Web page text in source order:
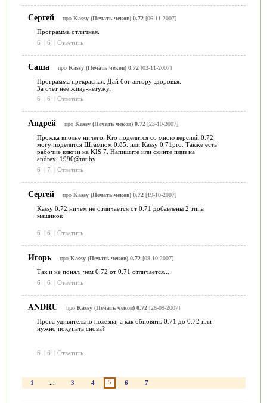
Сергей про Kassy (Печать чеков) 0.72[06-11-2007]
Программа отличная.
6
| 6 | Ответить
Саша про Kassy (Печать чеков) 0.72[03-11-2007]
Программа прекрасная. Дай бог автору здоровья.
За счет нее живу-нетужу.
6
| 6 | Ответить
Андрей про Kassy (Печать чеков) 0.72[23-10-2007]
Прожка вполне ничего. Кто поделится со мною версией 0.72
могу поделится Штампом 0.85. или Kassy 0.71pro. Также есть
рабочие ключи на KIS 7. Напишите или скинте плиз на
andrey_1990@tut.by
6
| 7 | Ответить
Сергей про Kassy (Печать чеков) 0.72[19-10-2007]
Kassy 0.72 ничем не отличается от 0.71 добавлены 2 типа
машинок
6 | 6 | Ответить
Игорь про Kassy (Печать чеков) 0.72[03-10-2007]
Так и не понял, чем 0.72 от 0.71 отличается...
6
| 6 | Ответить
ANDRU про Kassy (Печать чеков) 0.72[28-09-2007]
Прога удивительно полезна, а как обновить 0.71 до 0.72 или
нужно покупать снова?
6 | 6 | Ответить
1 ... 3 4 5 6 7